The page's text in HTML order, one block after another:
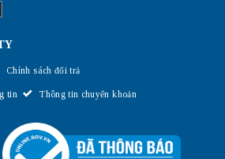
Chính sách đổi trả
tin Thông tin chuyển khoản